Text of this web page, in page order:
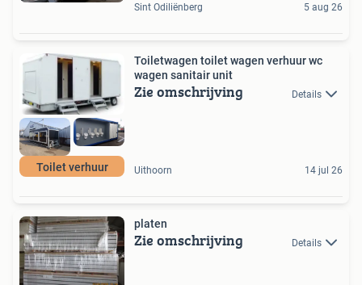
Sint Odiliënberg 5 aug 26
Toilet verhuur
Toiletwagen toilet wagen verhuur wc
wagen sanitair unit
Zie omschrijving Details
Uithoorn 14 jul 26
platen
Zie omschrijving Details